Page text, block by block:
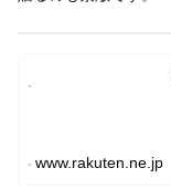
www.rakuten.ne.jp